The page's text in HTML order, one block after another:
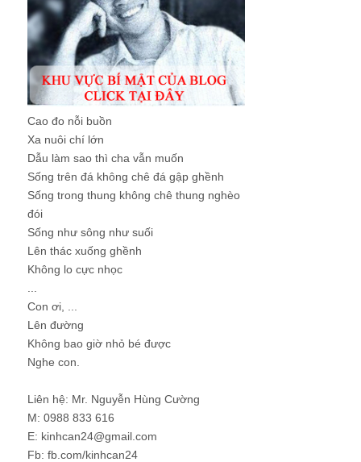
Cao đo nỗi buồn
Xa nuôi chí lớn
Dẫu làm sao thì cha vẫn muốn
Sống trên đá không chê đá gập ghềnh
Sống trong thung không chê thung nghèo
đói
Sống như sông như suối
Lên thác xuống ghềnh
Không lo cực nhọc
Con ơi, ...
Lên đường
Không bao giờ nhỏ bé được
Nghe con.
Liên hệ: Mr. Nguyễn Hùng Cường
M: 0988 833 616
E: kinhcan24@gmail.com
Fb: fb.com/kinhcan24